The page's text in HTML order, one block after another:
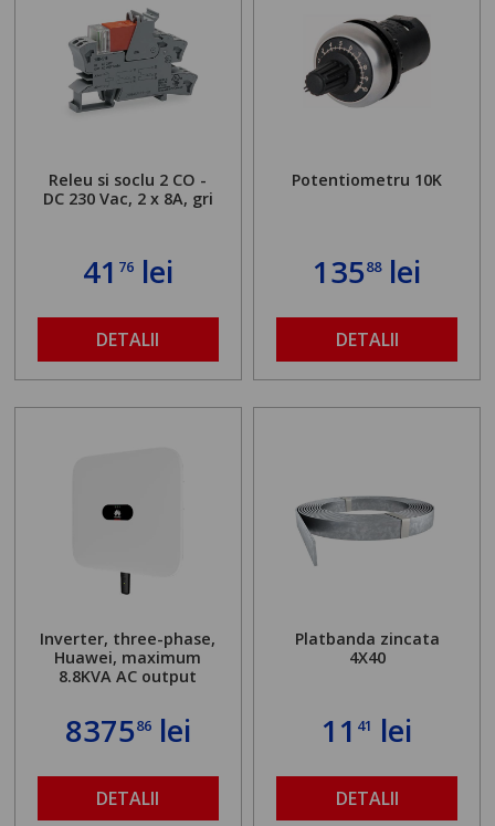
Releu si soclu 2 CO -
DC 230 Vac, 2 x 8A, gri
41 76lei
DETALII
Potentiometru 10K
13588lei
DETALII
Inverter, three-phase,
Huawei, maximum
8.8KVA AC output
837586lei
DETALII
Platbanda zincata
4X40
11 41 lei
DETALII